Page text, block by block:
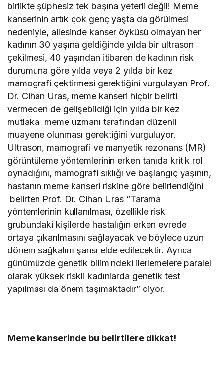
birlikte şüphesiz tek başına yeterli değil! Meme
kanserinin artık çok genç yaşta da görülmesi
nedeniyle, ailesinde kanser öyküsü olmayan her
kadının 30 yaşına geldiğinde yılda bir ultrason
çekilmesi, 40 yaşından itibaren de kadının risk
durumuna göre yılda veya 2 yılda bir kez
mamografi çektirmesi gerektiğini vurgulayan Prof.
Dr. Cihan Uras, meme kanseri hiçbir belirti
vermeden de gelişebildiği için yılda bir kez
mutlaka meme uzmanı tarafından düzenli
muayene olunması gerektiğini vurguluyor.
Ultrason, mamografi ve manyetik rezonans (MR)
görüntüleme yöntemlerinin erken tanıda kritik rol
oynadığını, mamografi sıklığı ve başlangıç yaşının,
hastanın meme kanseri riskine göre belirlendiğini
belirten Prof. Dr. Cihan Uras “Tarama
yöntemlerinin kullanılması, özellikle risk
grubundaki kişilerde hastalığın erken evrede
ortaya çıkarılmasını sağlayacak ve böylece uzun
dönem sağkalım şansı elde edilecektir. Ayrıca
günümüzde genetik bilimindeki ilerlemelere paralel
olarak yüksek riskli kadınlarda genetik test
yapılması da önem taşımaktadır” diyor.
Meme kanserinde bu belirtilere dikkat!